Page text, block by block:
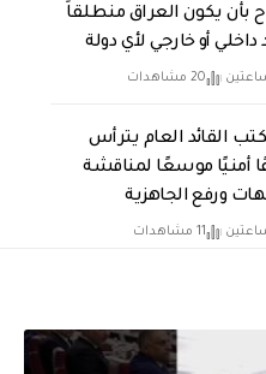
بأن يكون العراق منطلقاً
داخلي أو خارجي لأي دولة
20 مشاهدات
القائد العام يترأس
أمنيًا موسعًا لمناقشة
ورفع الجاهزية
11 مشاهدات